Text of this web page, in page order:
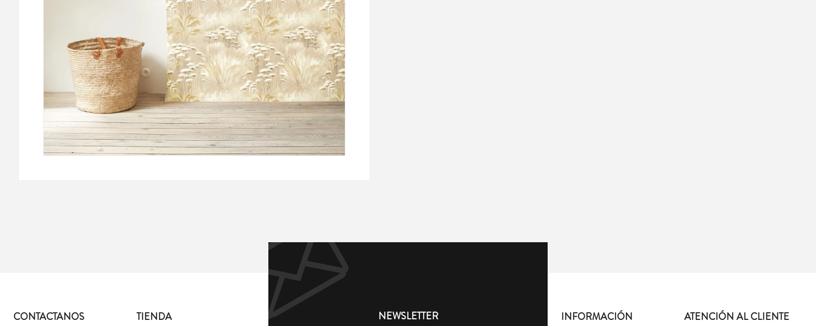
NEWSLETTER
CONTACTANOS TIENDA INFORMACIÓN ATENCIÓN AL CLIENTE